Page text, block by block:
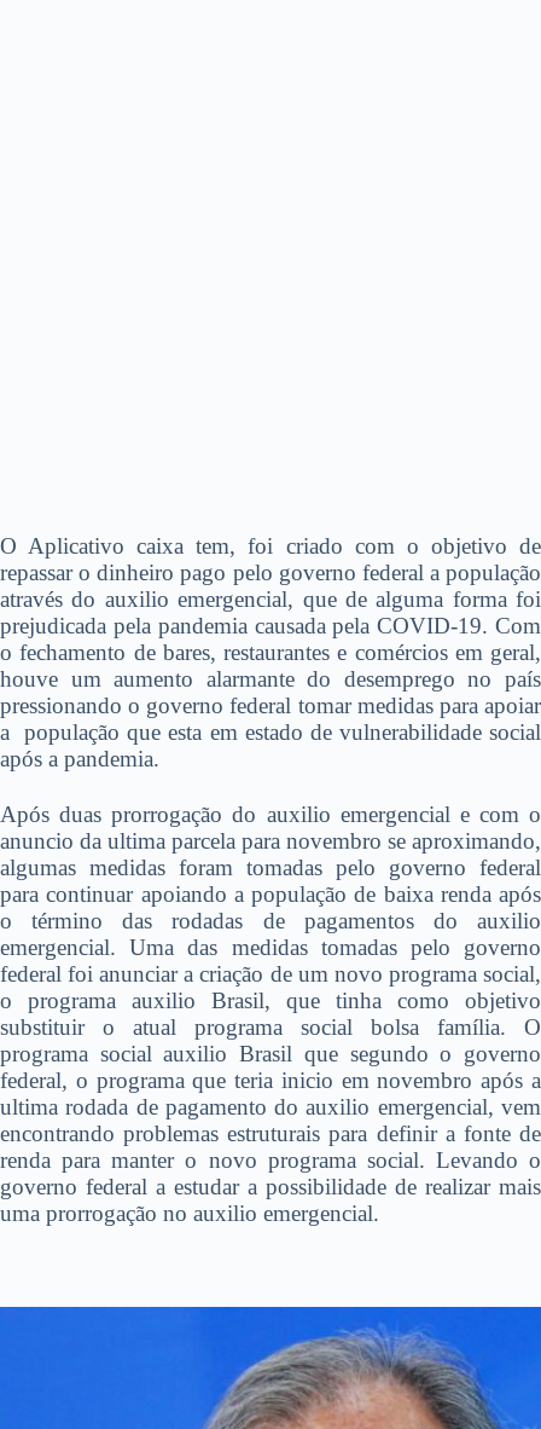
O Aplicativo caixa tem, foi criado com o objetivo de
repassar o dinheiro pago pelo governo federal a população
através do auxilio emergencial, que de alguma forma foi
prejudicada pela pandemia causada pela COVID-19. Com
o fechamento de bares, restaurantes e comércios em geral,
houve um aumento alarmante do desemprego no país
pressionando o governo federal tomar medidas para apoiar
a população que esta em estado de vulnerabilidade social
após a pandemia.
Após duas prorrogação do auxilio emergencial e com o
anuncio da ultima parcela para novembro se aproximando,
algumas medidas foram tomadas pelo governo federal
para continuar apoiando a população de baixa renda após
o término das rodadas de pagamentos do auxilio
emergencial. Uma das medidas tomadas pelo governo
federal foi anunciar a criação de um novo programa social,
o programa auxilio Brasil, que tinha como objetivo
substituir o atual programa social bolsa família. O
programa social auxilio Brasil que segundo o governo
federal, o programa que teria inicio em novembro após a
ultima rodada de pagamento do auxilio emergencial, vem
encontrando problemas estruturais para definir a fonte de
renda para manter o novo programa social. Levando o
governo federal a estudar a possibilidade de realizar mais
uma prorrogação no auxilio emergencial.